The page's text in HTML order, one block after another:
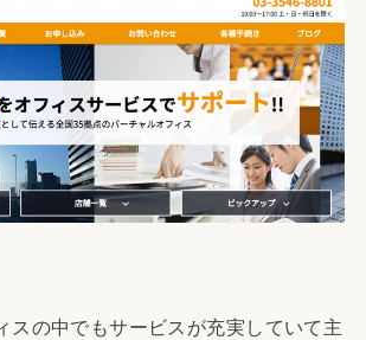
スの中でもサービスが充実していて主